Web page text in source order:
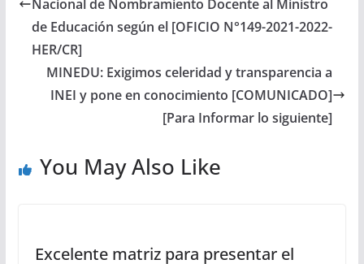
Nacional de Nombramiento Docente al Ministro
de Educación según el [OFICIO N°149-2021-2022-
HER/CR]
MINEDU: Exigimos celeridad y transparencia a
INEI y pone en conocimiento [COMUNICADO]
[Para Informar lo siguiente]
You May Also Like
Excelente matriz para presentar el